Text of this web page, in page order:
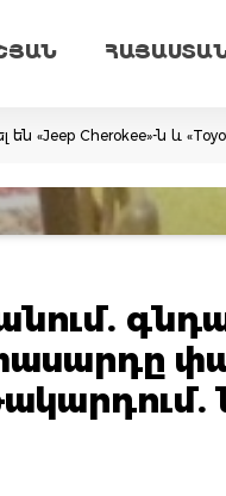
«Jeep Cherokee»-ն և